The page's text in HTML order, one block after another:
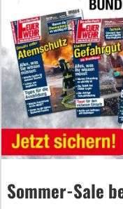
Sommer-Sale